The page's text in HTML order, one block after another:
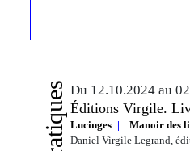
Du 12.10.2024 au
Éditions Virgile.
Lucinges
Manoir des
Daniel Virgile Legrand,